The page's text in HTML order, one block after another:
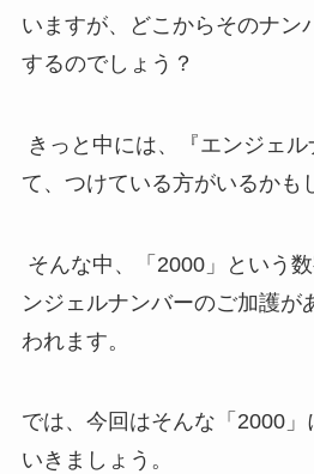
いますが、どこからそのナン
するのでしょう？
きっと中には、『エンジェ
て、つけている方がいるかも
そんな中、「2000」という
ンジェルナンバーのご加護が
われます。
では、今回はそんな「2000
いきましょう。